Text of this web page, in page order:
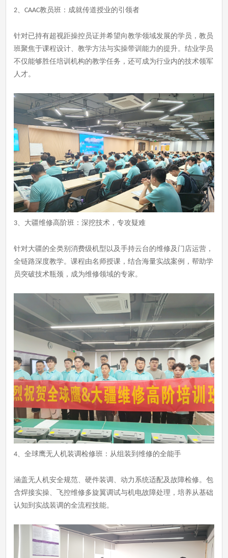
2、CAAC教员班：成就传道授业的引领者
针对已持有超视距操控员证并希望向教学领域发展的学员，教员
班聚焦于课程设计、教学方法与实操带训能力的提升。结业学员
不仅能够胜任培训机构的教学任务，还可成为行业内的技术领军
人才。
3 大疆维修高阶班：深挖技术，专攻疑难
针对大疆的全类别消费级机型以及手持云台的维修及门店运营，
全链路深度教学。课程由名师授课，结合海量实战案例，帮助学
员突破技术瓶颈，成为维修领域的专家。
4 、全球鹰无人机装调检修班：从组装到维修的全能手
涵盖无人机安全规范、硬件装调、动力系统适配及故障检修。包
含焊接实操、飞控维修多旋翼调试与机电故障处理，培养从基础
认知到实战装调的全流程技能。